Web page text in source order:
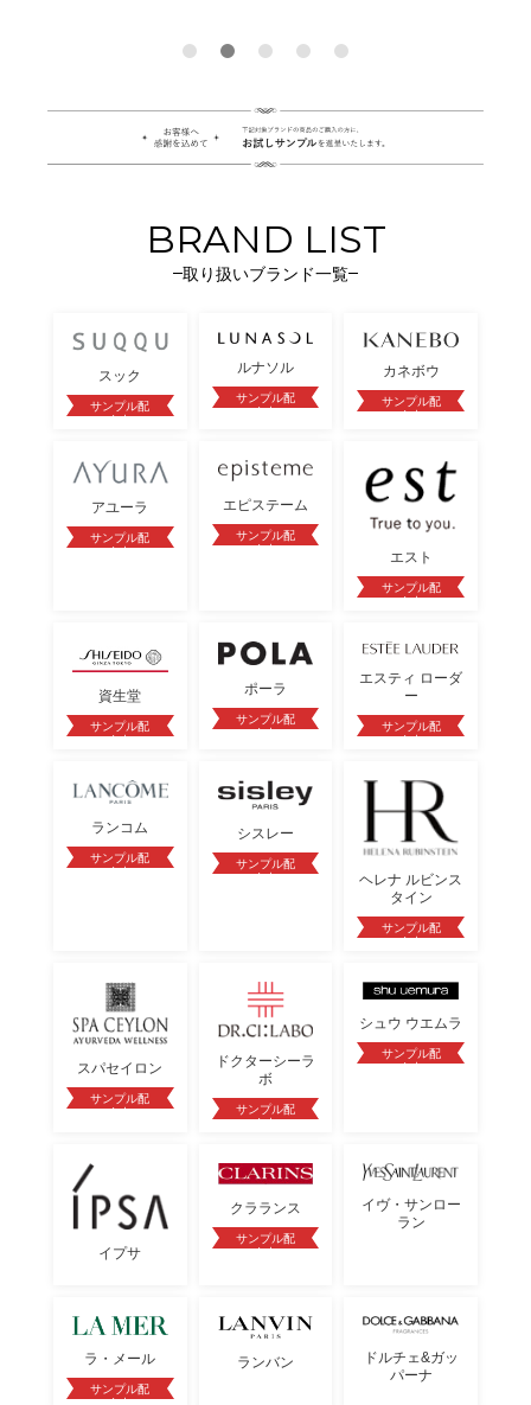
BRAND LIST
取り扱いブランド一覧
スック
サンプル配
布中
ルナソル
サンプル配
布中
カネボウ
サンプル配
布中
アユーラ
サンプル配
布中
エピステーム
サンプル配
布中
エスト
サンプル配
布中
資生堂
サンプル配
ポーラ
サンプル配
エスティ ローダ
ー
サンプル配
布中
ランコム
サンプル配
布中
シスレー
サンプル配
布中
ヘレナ ルビンス
タイン
サンプル配
布中
スパセイロン
サンプル配
布中
ドクターシーラ
ボ
サンプル配
布中
シュウ ウエムラ
サンプル配
布中
イプサ
クラランス
サンプル配
布中
イヴ・サンロー
ラン
ラ・メール
サンプル配
ランバン
ドルチェ&ガッ
パーナ